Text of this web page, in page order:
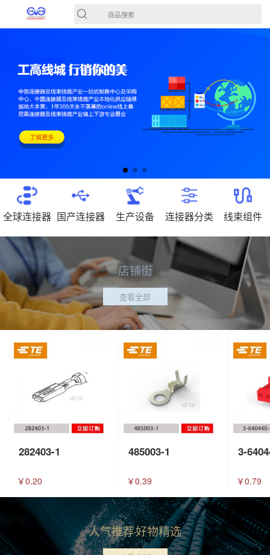
商品搜索
全球连接器 国产连接器 生产设备 连接器分类 线束组件
店铺街
查看全部
282403-1
￥0.20
485003-1
￥0.39
3-
￥0.79
人气推荐好物精选